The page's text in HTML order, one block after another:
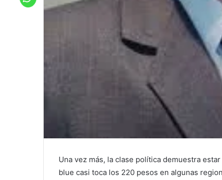
Una vez más, la clase política demuestra
blue casi toca los 220 pesos en algunas